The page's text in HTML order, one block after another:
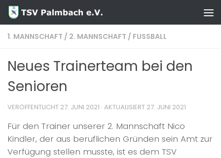
Zum Inhalt springen
1. MANNSCHAFT / 2. MANNSCHAFT / FUSSBALL
Neues Trainerteam bei den
Senioren
VERÖFFENTLICHT 27. JUNI 2021 · AKTUALISIERT 27. JUNI 2021
Für den Trainer unserer 2. Mannschaft Nico
Kindler, der aus beruflichen Gründen sein Amt zur
Verfügung stellen musste, ist es dem TSV